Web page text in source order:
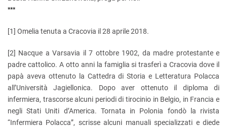
***
[1] Omelia tenuta a Cracovia il 28 aprile 2018.
[2] Nacque a Varsavia il 7 ottobre 1902, da madre protestante e
padre cattolico. A otto anni la famiglia si trasferì a Cracovia dove il
papà aveva ottenuto la Cattedra di Storia e Letteratura Polacca
all’Università Jagiellonica. Dopo aver ottenuto il diploma di
infermiera, trascorse alcuni periodi di tirocinio in Belgio, in Francia e
negli Stati Uniti d’America. Tornata in Polonia fondò la rivista
“Infermiera Polacca”, scrisse alcuni manuali specializzati e diede